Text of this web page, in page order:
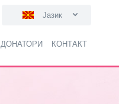
Јазик
ДОНАТОРИ КОНТАКТ